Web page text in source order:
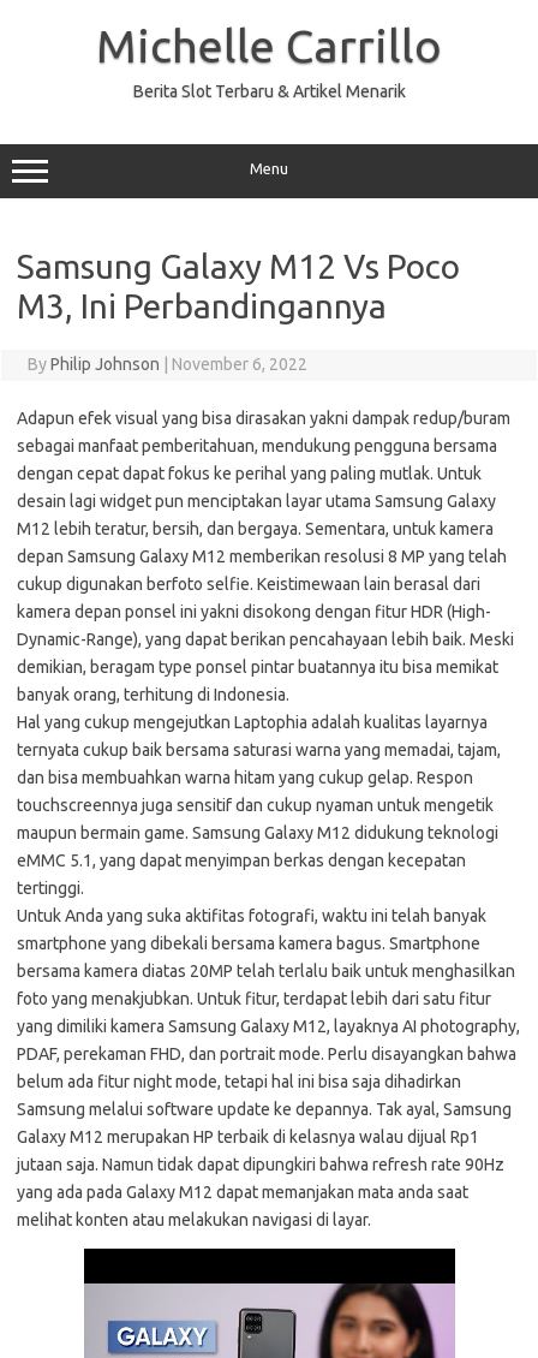
Michelle Carrillo
Berita Slot Terbaru & Artikel Menarik
Menu
Samsung Galaxy M12 Vs Poco
M3, Ini Perbandingannya
ByPhilip Johnson November 6, 2022
Adapun efek visual yang bisa dirasakan yakni dampak redup/buram
sebagai manfaat pemberitahuan, mendukung pengguna bersama
dengan cepat dapat fokus ke perihal yang paling mutlak. Untuk
desain lagi widget pun menciptakan layar utama Samsung Galaxy
M12 lebih teratur, bersih, dan bergaya. Sementara, untuk kamera
depan Samsung Galaxy M12 memberikan resolusi 8 MP yang telah
cukup digunakan berfoto selfie. Keistimewaan lain berasal dari
kamera depan ponsel ini yakni disokong dengan fitur HDR (High-
Dynamic-Range), yang dapat berikan pencahayaan lebih baik. Meski
demikian, beragam type ponsel pintar buatannya itu bisa memikat
banyak orang, terhitung di Indonesia.
Hal yang cukup mengejutkan Laptophia adalah kualitas layarnya
ternyata cukup baik bersama saturasi warna yang memadai, tajam,
dan bisa membuahkan warna hitam yang cukup gelap. Respon
touchscreennya juga sensitif dan cukup nyaman untuk mengetik
maupun bermain game. Samsung Galaxy M12 didukung teknologi
eMMC 5.1, yang dapat menyimpan berkas dengan kecepatan
tertinggi.
Untuk Anda yang suka aktifitas fotografi, waktu ini telah banyak
smartphone yang dibekali bersama kamera bagus. Smartphone
bersama kamera diatas 20MP telah terlalu baik untuk menghasilkan
foto yang menakjubkan. Untuk fitur, terdapat lebih dari satu fitur
yang dimiliki kamera Samsung Galaxy M12, layaknya AI photography,
PDAF, perekaman FHD, dan portrait mode. Perlu disayangkan bahwa
belum ada fitur night mode, tetapi hal ini bisa saja dihadirkan
Samsung melalui software update ke depannya. Tak ayal, Samsung
Galaxy M12 merupakan HP terbaik di kelasnya walau dijual Rp1
jutaan saja. Namun tidak dapat dipungkiri bahwa refresh rate 90Hz
yang ada pada Galaxy M12 dapat memanjakan mata anda saat
melihat konten atau melakukan navigasi di layar.